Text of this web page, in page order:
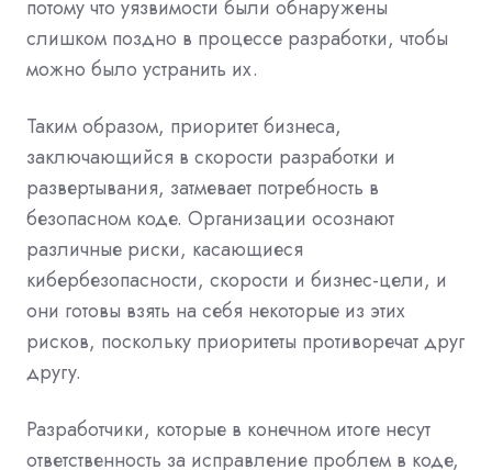
потому что уязвимости были обнаружены
слишком поздно в процессе разработки, чтобы
можно было устранить их.
Таким образом, приоритет бизнеса,
заключающийся в скорости разработки и
развертывания, затмевает потребность в
безопасном коде. Организации осознают
различные риски, касающиеся
кибербезопасности, скорости и бизнес-цели, и
они готовы взять на себя некоторые из этих
рисков, поскольку приоритеты противоречат друг
другу.
Разработчики, которые в конечном итоге несут
ответственность за исправление проблем в коде,